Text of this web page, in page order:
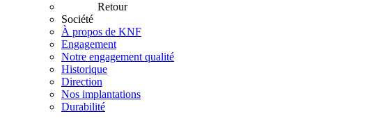
Retour
Société
À propos de KNF
Engagement
Notre engagement qualité
Historique
Direction
Nos implantations
Durabilité